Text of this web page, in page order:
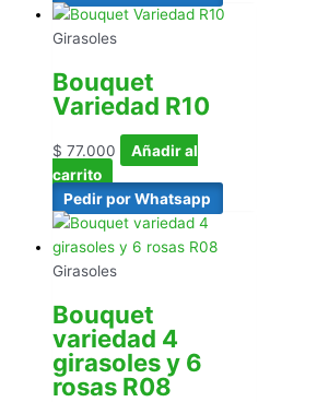
Girasoles
Bouquet
Variedad R10
$ 77.000
Añadir al
carrito
Pedir por Whatsapp
Girasoles
Bouquet
variedad 4
girasoles y 6
rosas R08